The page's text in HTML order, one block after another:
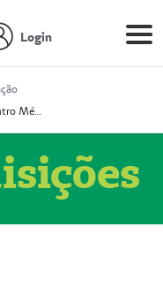
Login
Prestador Centro Médico Vitória Ltda, 51004350-4: Centro Médico Vitória Ltda (Nome Fantasia: Policlínica Master)